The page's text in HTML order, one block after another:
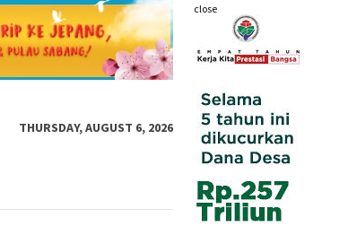
close
THURSDAY, AUGUST 6, 2026